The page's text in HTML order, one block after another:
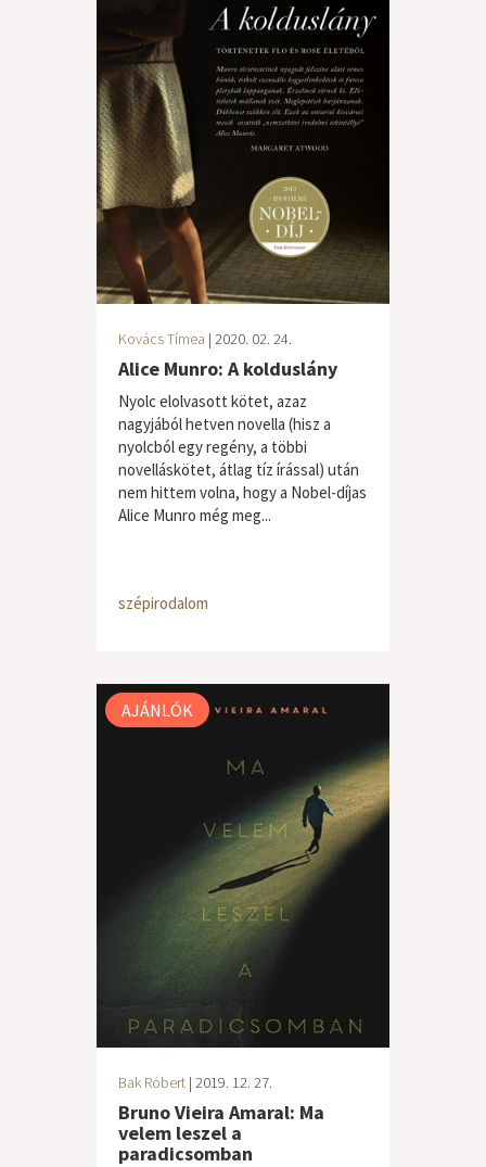
Kovács Tímea | 2020. 02. 24.
Alice Munro: A kolduslány
Nyolc elolvasott kötet, azaz
nagyjából hetven novella (hisz a
nyolcból egy regény, a többi
novelláskötet, átlag tíz írással) után
nem hittem volna, hogy a Nobel-díjas
Alice Munro még meg...
szépirodalom
AJÁNLÓK
Bak Róbert | 2019. 12. 27.
Bruno Vieira Amaral: Ma ​
velem leszel a
paradicsomban